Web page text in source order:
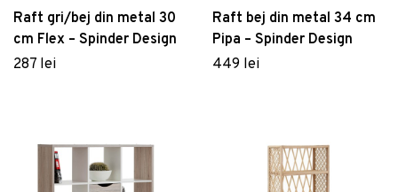
Raft gri/bej din metal 30
cm Flex – Spinder Design
287 lei
Raft bej din metal 34 cm
Pipa – Spinder Design
449 lei